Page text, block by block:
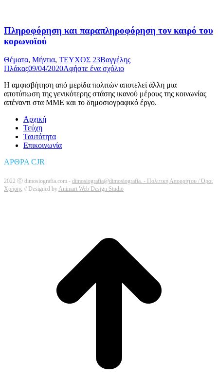
Πληροφόρηση και παραπληροφόρηση τον καιρό του
κορωνοϊού
Θέματα, Μήντια, ΤΕΥΧΟΣ 23Βαγγέλης
Πλάκας09/04/2020Αφήστε ένα σχόλιο
Η αμφισβήτηση από μερίδα πολιτών αποτελεί άλλη μια
αποτύπωση της γενικότερης στάσης ικανού μέρους της κοινωνίας
απέναντι στα ΜΜΕ και το δημοσιογραφικό έργο.
Αρχική
Τεύχη
Ταυτότητα
Επικοινωνία
ΑΡΘΡΑ CJR
2022 Ⓒ dimosiografia.com - dimosiografia@dimosiografia. - Πολιτική Απορρήτου / Όροι
Χρήσης // Designed byAnimart Web Design Studio